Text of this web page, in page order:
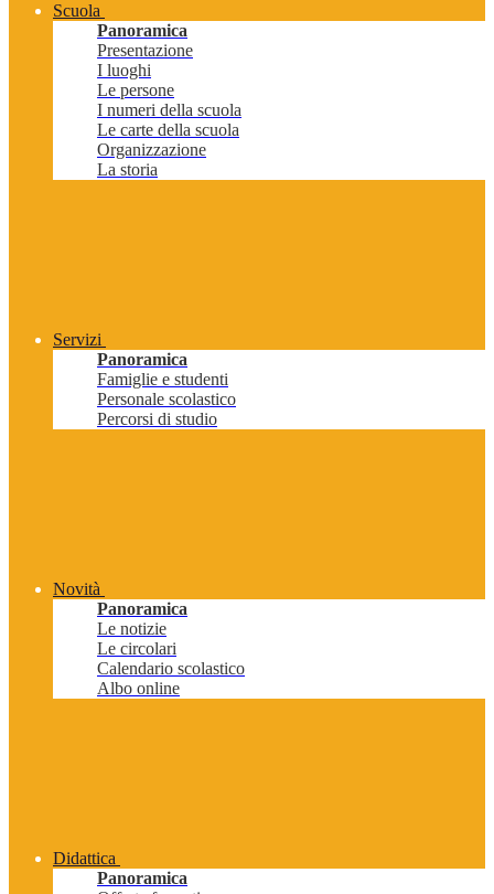
Scuola
Panoramica
Presentazione
I luoghi
Le persone
I numeri della scuola
Le carte della scuola
Organizzazione
La storia
Servizi
Panoramica
Famiglie e studenti
Personale scolastico
Percorsi di studio
Novità
Panoramica
Le notizie
Le circolari
Calendario scolastico
Albo online
Didattica
Panoramica